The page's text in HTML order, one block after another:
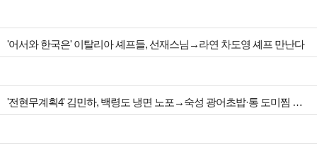
'어서와 한국은' 이탈리아 셰프들, 선재스님→라연 차도영 셰프 만난다
'전현무계획4' 김민하, 백령도 냉면 노포→숙성 광어초밥·통 도미찜 맛집 탐방